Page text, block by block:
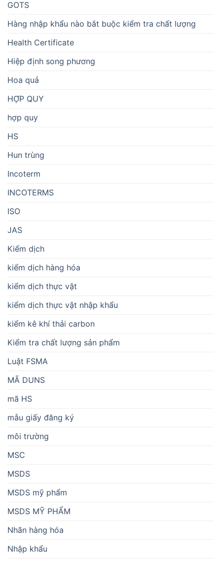
GOTS
Hàng nhập khẩu nào bắt buộc kiểm tra chất lượng
Health Certificate
Hiệp định song phương
Hoa quả
HỢP QUY
hợp quy
HS
Hun trùng
Incoterm
INCOTERMS
ISO
JAS
Kiểm dịch
kiểm dịch hàng hóa
kiểm dịch thực vật
kiểm dịch thực vật nhập khẩu
kiểm kê khí thải carbon
Kiểm tra chất lượng sản phẩm
Luật FSMA
MÃ DUNS
mã HS
mẫu giấy đăng ký
môi trường
MSC
MSDS
MSDS mỹ phẩm
MSDS MỸ PHẨM
Nhãn hàng hóa
Nhập khẩu